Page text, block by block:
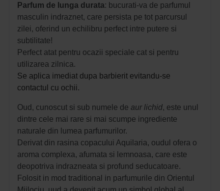
Parfum de lunga durata: bucurati-va de parfumul
masculin indraznet, care persista pe tot parcursul
zilei, oferind un echilibru perfect intre putere si
subtilitate!
Perfect atat pentru ocazii speciale cat si pentru
utilizarea zilnica.
Se aplica imediat dupa barbierit evitandu-se
contactul cu ochii.
Oud, cunoscut si sub numele de aur lichid, este unul
dintre cele mai rare si mai scumpe ingrediente
naturale din lumea parfumurilor.
Derivat din rasina copacului Aquilaria, oudul ofera o
aroma complexa, afumata si lemnoasa, care este
deopotriva indrazneata si profund seducatoare.
Folosit in mod traditional in parfumurile din Orientul